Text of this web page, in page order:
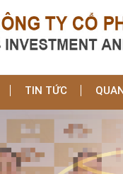
TIN TỨC